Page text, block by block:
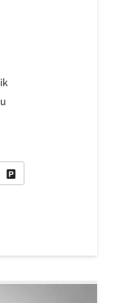
an (PDF)